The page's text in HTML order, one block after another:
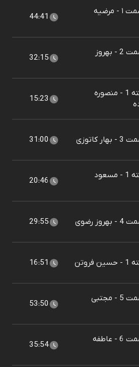
فصل ۵ قسمت ۱ - مرضیه
44:41
فصل 5 قسمت 2 - بهروز
32:15
فصل 5 هفته 1 - منصوره
15:23
31:00
فصل 5 هفته 1 - مسعود
20:46
29:55
16:51
فصل 5 قسمت 5 - مجتبی
53:50
فصل 5 قسمت 6 - عاطفه
35:54